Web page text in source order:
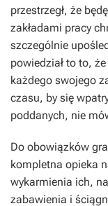
przestrzegł, że
zakładami pracy
szczególnie
powiedział to to,
każdego swojego
czasu, by się
poddanych, nie
Do obowiązków
kompletna opieka
wykarmienia ich,
zabawienia i